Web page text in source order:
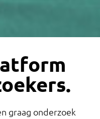
graag onderzoek